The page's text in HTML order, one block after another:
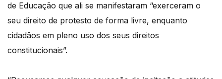
de Educação que ali se manifestaram “exerceram o
seu direito de protesto de forma livre, enquanto
cidadãos em pleno uso dos seus direitos
constitucionais”.